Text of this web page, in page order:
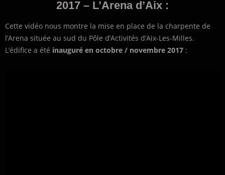
2017 – L’Arena d’Aix :
Cette vidéo nous montre la mise en place de la charpente de
l’Arena située au sud du Pôle d’Activités d’Aix-Les-Milles.
L’édifice a été inauguré en octobre / novembre 2017 :